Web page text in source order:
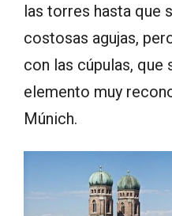
las torres hasta que
costosas agujas,
con las cúpulas, que
elemento muy
Múnich.